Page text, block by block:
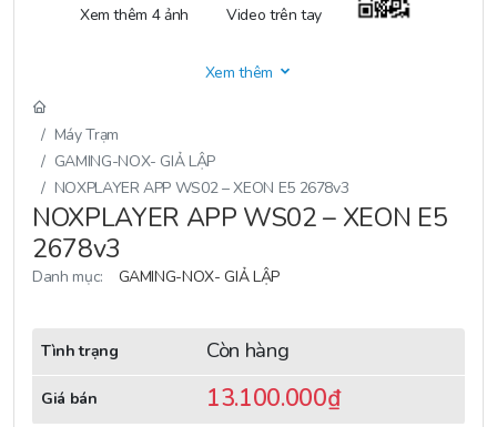
Xem thêm 4 ảnh Video trên tay
Xem thêm
Máy Trạm
GAMING-NOX- GIẢ LẬP
NOXPLAYER APP WS02 – XEON E5 2678v3
NOXPLAYER APP WS02 – XEON E5
2678v3
Danh mục: GAMING-NOX- GIẢ LẬP
Tình trạng Còn hàng
Giá bán 13.100.000₫